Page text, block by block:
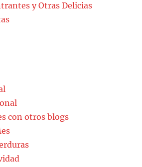
y Otras Delicias
con otros blogs